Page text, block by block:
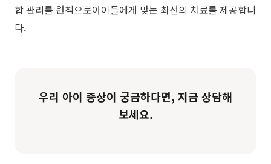
합 관리를 원칙으로아이들에게 맞는 최선의 치료를 제공합니
다.
우리 아이 증상이 궁금하다면, 지금 상담해
보세요.